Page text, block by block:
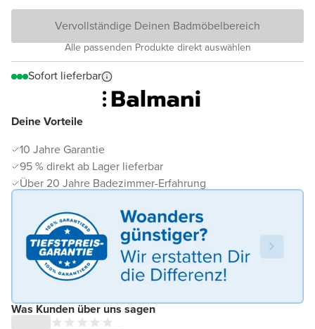
Deine Vorteile
10 Jahre Garantie
95 % direkt ab Lager lieferbar
Über 20 Jahre Badezimmer-Erfahrung
Was Kunden über uns sagen
Vervollständige Deinen Badmöbelbereich
Alle passenden Produkte direkt auswählen
Sofort lieferbar